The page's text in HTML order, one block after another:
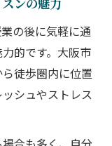
ンの魅力
の後に気軽に通
的です。大阪市
徒歩圏内に位置
シュやストレス